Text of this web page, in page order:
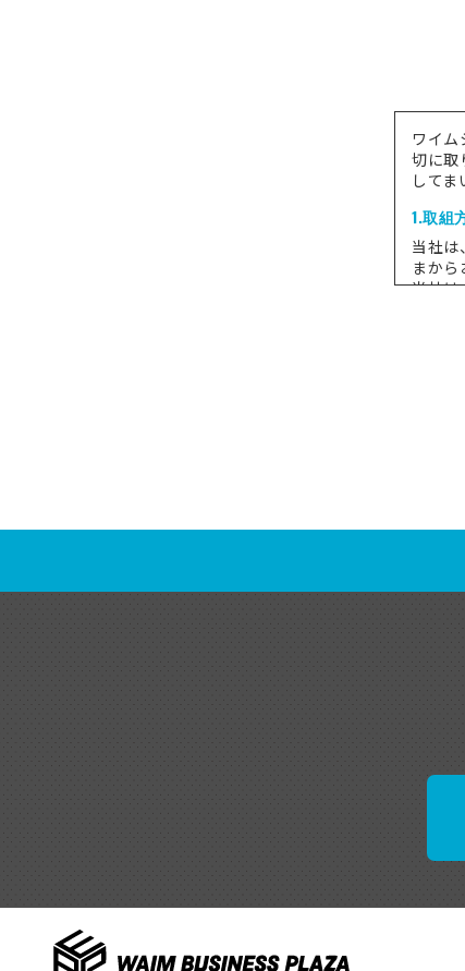
ワイ
切に取
してま
1.取組
当社は
まから
当社は
当社
当社
契約の
また
び特
主に
お客
し、
なお
当社は